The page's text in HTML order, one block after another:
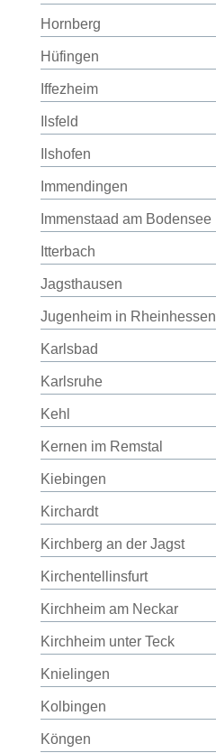
Hornberg
Hüfingen
Iffezheim
Ilsfeld
Ilshofen
Immendingen
Immenstaad am Bodensee
Itterbach
Jagsthausen
Jugenheim in Rheinhessen
Karlsbad
Karlsruhe
Kehl
Kernen im Remstal
Kiebingen
Kirchardt
Kirchberg an der Jagst
Kirchentellinsfurt
Kirchheim am Neckar
Kirchheim unter Teck
Knielingen
Kolbingen
Köngen